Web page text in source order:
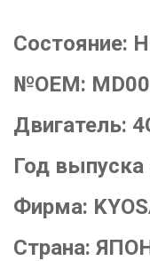
Состояние:
№OEM:
Двигатель:
Год
Фирма:
Страна: